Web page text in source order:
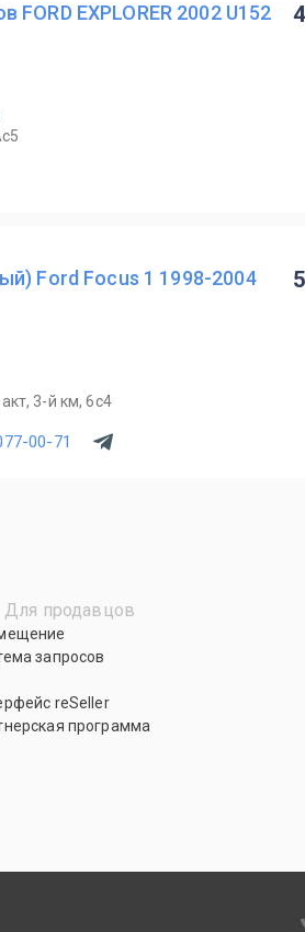
EXPLORER 2002 U152
Ford Focus 1 1998-2004
3-й км, 6с4
00-71
Для продавцов
запросов
reSeller
программа